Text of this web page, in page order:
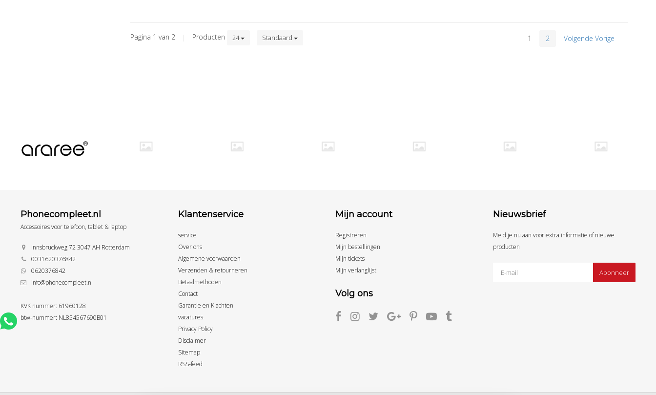
Pagina 1 van 2 | Producten 24 Standaard 1 2 Volgende Vorige
Phonecompleet.nl
Accessoires voor telefoon, tablet & laptop
Innsbruckweg 72 3047 AH Rotterdam
0031620376842
0620376842
info@phonecompleet.nl
KVK nummer: 61960128
btw-nummer: NL854567690B01
Klantenservice
service
Over ons
Algemene voorwaarden
Verzenden & retourneren
Betaalmethoden
Contact
Garantie en Klachten
vacatures
Privacy Policy
Disclaimer
Sitemap
RSS-feed
Mijn account
Registreren
Mijn bestellingen
Mijn tickets
Mijn verlanglijst
Volg ons
Nieuwsbrief
Meld je nu aan voor extra informatie of nieuwe
producten
Abonneer